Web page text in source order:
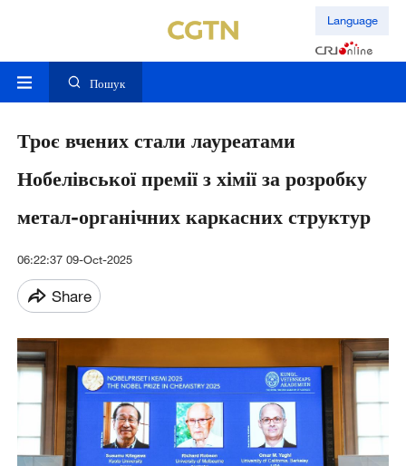
Language
Пошук
Троє вчених стали лауреатами
Нобелівської премії з хімії за розробку
метал-органічних каркасних структур
06:22:37 09-Oct-2025
Share